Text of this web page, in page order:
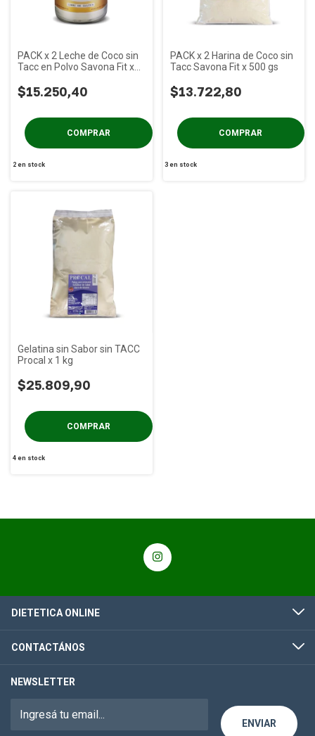
PACK x 2 Leche de Coco sin
Tacc en Polvo Savona Fit x
$15.250,40
2en stock
PACK x 2 Harina de Coco sin
Tacc Savona Fit x 500 gs
$13.722,80
3 en stock
Gelatina sin Sabor sin TACC
Procal x 1 kg
$25.809,90
4en stock
DIETETICA ONLINE
CONTACTÁNOS
NEWSLETTER